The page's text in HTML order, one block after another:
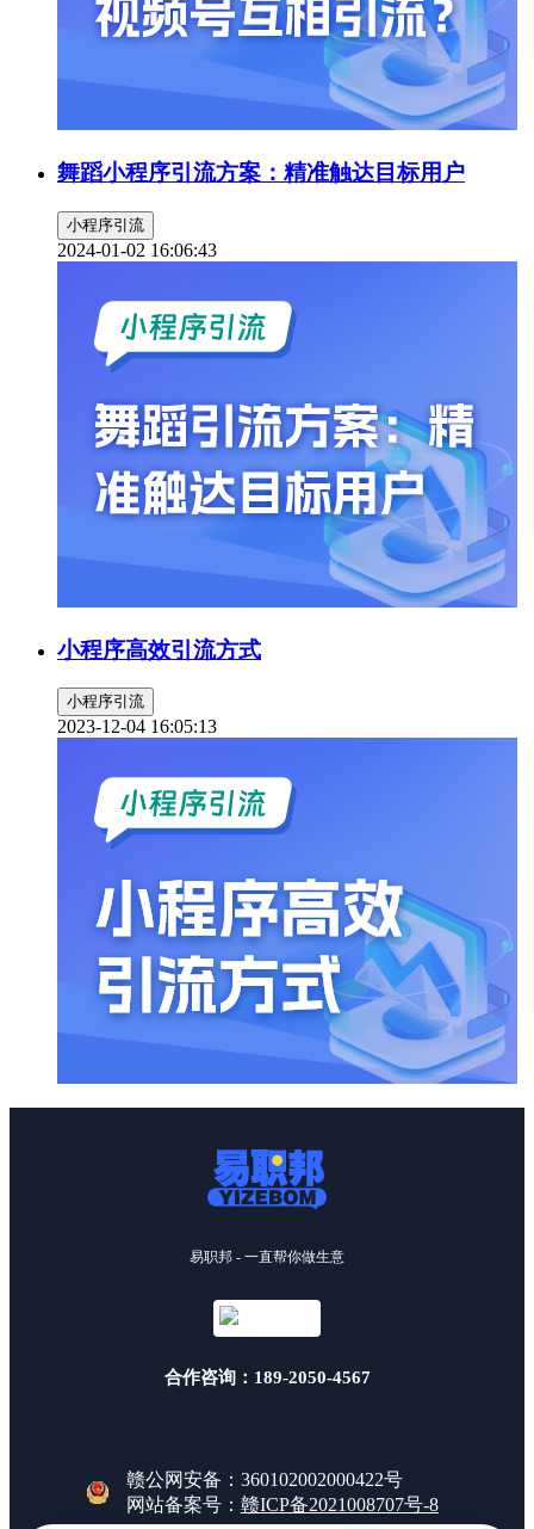
舞蹈小程序引流方案：精准触达目标用户
小程序引流
2024-01-02 16:06:43
小程序高效引流方式
小程序引流
2023-12-04 16:05:13
易职邦 - 一直帮你做生意
合作咨询：189-2050-4567
赣公网安备：360102002000422号
网站备案号： 赣ICP备2021008707号-8